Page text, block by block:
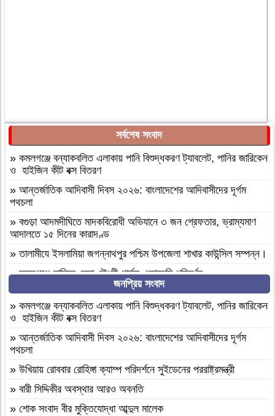
সর্বশেষ সংবাদ
» কমলগঞ্জে বন্যাকবলিত এলাকায় পানি বিশুদ্ধকরণ ট্যাবলেট, পানির জারিকেন
ও হাইজিন কীট বক্স বিতরণ
» আন্তর্জাতিক আদিবাসী দিবস ২০২৬: বাংলাদেশের আদিবাসীদের দূর্গম
পথচলা
» বগুড়া আদমদীঘিতে মাদকবিরোধী অভিযানে ৩ জন গ্রেফতার, ভ্রাম্যমাণ
আদালতে ১৫ দিনের কারাদণ্ড
»‎তালামীযে ইসলামিয়া জগন্নাথপুর পশ্চিম উপজেলা শাখার কাউন্সিল সম্পন্ন।
»কমলগঞ্জে হাবিবুন নেছা চৌধুরী গার্লস একাডেমি পরিদর্শন
»আসামীরা জামিনে মুক্ত; মামলা আপোষের প্রস্তাব; বাদীর পরিবারকে হুমকি-
ধামকিকমলগঞ্জে বহুল আলোচিত স্কুল শিক্ষিকা হত্যার অভিযোগপত্র দাখিল
»
কমলগঞ্জে নিরাপদ সড়ক চাই এর পরিচিতি সভা অনুষ্ঠিত
» শোক সংবাদ॥ রসমোহন সিংহ ॥
ফ্যাসিবাদবিরোধী সমন্বিত শক্তির ফল জুলাই আন্দোলন: রেদোয়ান মাজহারি
বগুড়া আদমদীঘিতে হিন্দু গৃহবধূকে শ্লীলতাহানির চেষ্টার অভিযোগে
গ্রেপ্তার-১
জনপ্রিয় সংবাদ
» কমলগঞ্জে বন্যাকবলিত এলাকায় পানি বিশুদ্ধকরণ ট্যাবলেট, পানির জারিকেন
ও হাইজিন কীট বক্স বিতরণ
» আন্তর্জাতিক আদিবাসী দিবস ২০২৬: বাংলাদেশের আদিবাসীদের দূর্গম
পথচলা
» উখিয়ায় রোববার রোহিঙ্গা ক্যাম্প পরিদর্শনে সুইডেনের পররাষ্ট্রমন্ত্রী
» বারী সিদ্দিকীর অবস্থার আরও অবনতি
» শোক সংবাদ বীর মুক্তিযোদ্ধা আব্দুল মালেক